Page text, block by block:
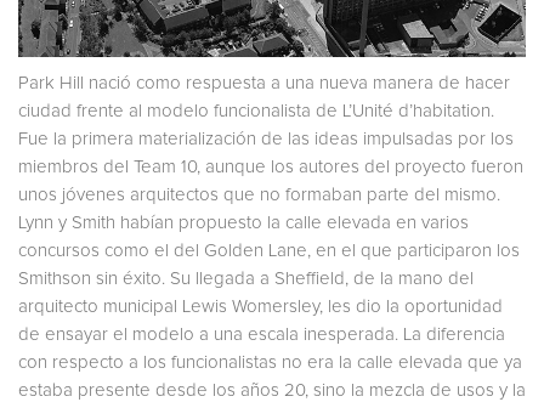
Park Hill nació como respuesta a una nueva manera de hacer
ciudad frente al modelo funcionalista de L’Unité d’habitation.
Fue la primera materialización de las ideas impulsadas por los
miembros del Team 10, aunque los autores del proyecto fueron
unos jóvenes arquitectos que no formaban parte del mismo.
Lynn y Smith habían propuesto la calle elevada en varios
concursos como el del Golden Lane, en el que participaron los
Smithson sin éxito. Su llegada a Sheffield, de la mano del
arquitecto municipal Lewis Womersley, les dio la oportunidad
de ensayar el modelo a una escala inesperada. La diferencia
con respecto a los funcionalistas no era la calle elevada que ya
estaba presente desde los años 20, sino la mezcla de usos y la